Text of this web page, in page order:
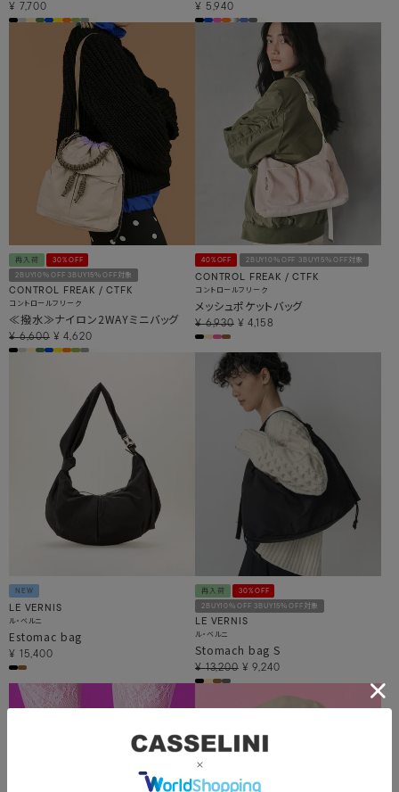
¥ 7,700 ¥ 5,940
再入荷 30%OFF
2BUY10％OFF 3BUY15％OFF対象
CONTROL FREAK / CTFK
コントロールフリーク
≪撥水≫ナイロン2WAYミニバッグ
¥ 6,600 ¥ 4,620
40%OFF 2BUY10％OFF 3BUY15％OFF対象
CONTROL FREAK / CTFK
コントロールフリーク
メッシュポケットバッグ
¥ 6,930 ¥ 4,158
NEW
LE VERNIS
ル・ベルニ
Estomac bag
¥ 15,400
再入荷 30%OFF
2BUY10％OFF 3BUY15％OFF対象
LE VERNIS
ル・ベルニ
Stomach bag S
¥ 13,200 ¥ 9,240